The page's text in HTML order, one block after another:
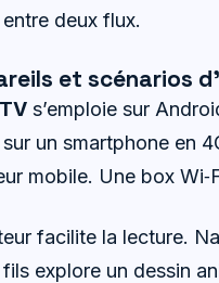
deux flux.
et scénarios
s’emploie sur
sur un smartphone en
mobile. Une box
facilite la lecture.
explore un dessin